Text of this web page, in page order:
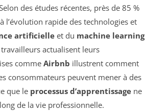
des études récentes, près de 85 %
l’évolution rapide des technologies et
artificielle et du machine learning
actualisent leurs
commeAirbnb illustrent comment
consommateurs peuvent mener à des
que le processus d’apprentissage ne
de la vie professionnelle.